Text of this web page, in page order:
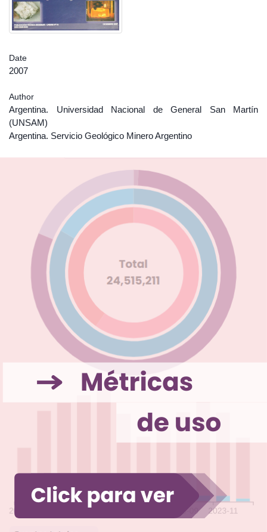
Date
2007
Author
Argentina. Universidad Nacional de General San Martín
(UNSAM)
Argentina. Servicio Geológico Minero Argentino